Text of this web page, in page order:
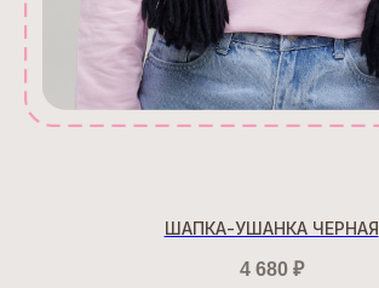
ШАПКА-УШАНКА ЧЕРНАЯ
4 680 ₽